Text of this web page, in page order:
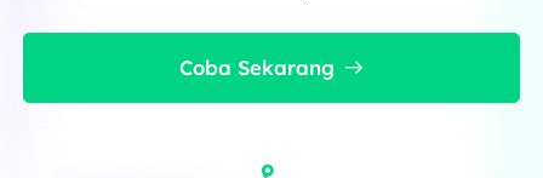
Coba Sekarang